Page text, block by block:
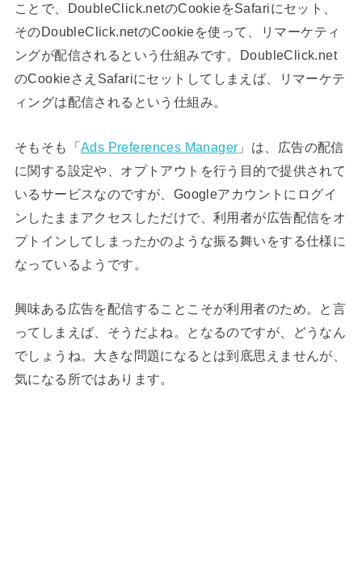
ことで、DoubleClick.netのCookieをSafariにセット、
そのDoubleClick.netのCookieを使って、リマーケティ
ングが配信されるという仕組みです。DoubleClick.net
のCookieさえSafariにセットしてしまえば、リマーケテ
ィングは配信されるという仕組み。
そもそも「Ads Preferences Manager 」は、広告の配信
に関する設定や、オプトアウトを行う目的で提供されて
いるサービスなのですが、Googleアカウントにログイ
ンしたままアクセスしただけで、利用者が広告配信をオ
プトインしてしまったかのような振る舞いをする仕様に
なっているようです。
興味ある広告を配信することこそが利用者のため。と言
ってしまえば、そうだよね。となるのですが、どうなん
でしょうね。大きな問題になるとは到底思えませんが、
気になる所ではあります。